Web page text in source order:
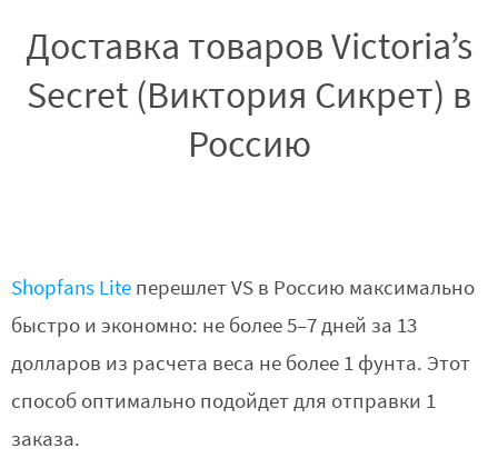
Доставка товаров Victoria’s
Secret (Виктория Сикрет) в
Россию
Shopfans Liteперешлет VS в Россию максимально
быстро и экономно: не более 5–7 дней за 13
долларов из расчета веса не более 1 фунта. Этот
способ оптимально подойдет для отправки 1
заказа.